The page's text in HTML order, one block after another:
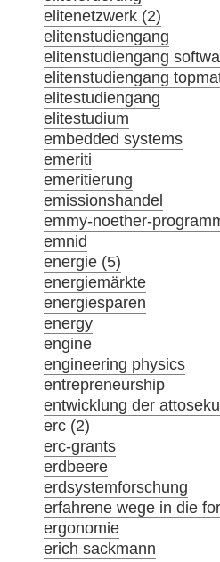
elitenetzwerk (2)
elitenstudiengang
elitenstudiengang
elitenstudiengang
elitestudiengang
elitestudium
embedded systems
emeriti
emeritierung
emissionshandel
emmy-noether-
emnid
energie (5)
energiemärkte
energiesparen
energy
engine
engineering physics
entrepreneurship
entwicklung der
erc (2)
erc-grants
erdbeere
erdsystemforschung
erfahrene wege in die
ergonomie
erich sackmann